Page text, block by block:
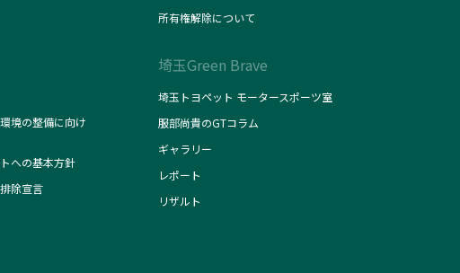
境の整備に向け
への基本方針
除宣言
所有権解除について
埼玉Green Brave
埼玉トヨペット モータースポーツ室
服部尚貴のGTコラム
ギャラリー
レポート
リザルト